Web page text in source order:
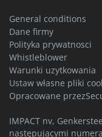
General conditions
Dane firmy
Polityka prywatnosci
Whistleblower
Warunki uzytkowania
Ustaw własne pliki
Opracowane przez
IMPACT nv,
następującymi